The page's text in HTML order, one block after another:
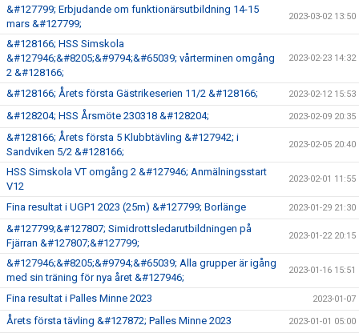
&#127799; Erbjudande om funktionärsutbildning 14-15
mars &#127799;
2023-03-02 13:50
&#128166; HSS Simskola
&#127946;&#8205;&#9794;&#65039; vårterminen omgång
2 &#128166;
2023-02-23 14:32
&#128166; Årets första Gästrikeserien 11/2 &#128166; 2023-02-12 15:53
&#128204; HSS Årsmöte 230318 &#128204; 2023-02-09 20:35
&#128166; Årets första 5 Klubbtävling &#127942; i
Sandviken 5/2 &#128166;
2023-02-05 20:40
HSS Simskola VT omgång 2 &#127946; Anmälningsstart
V12
2023-02-01 11:55
Fina resultat i UGP1 2023 (25m) &#127799; Borlänge 2023-01-29 21:30
&#127799;&#127807; Simidrottsledarutbildningen på
Fjärran &#127807;&#127799;
2023-01-22 20:15
&#127946;&#8205;&#9794;&#65039; Alla grupper är igång
med sin träning för nya året &#127946;
2023-01-16 15:51
Fina resultat i Palles Minne 2023 2023-01-07
Årets första tävling &#127872; Palles Minne 2023 2023-01-01 05:00